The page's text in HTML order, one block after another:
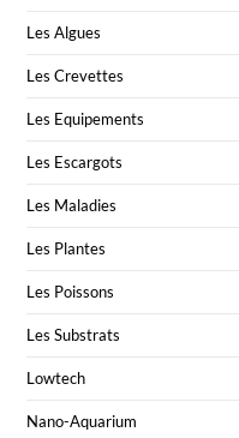
Les Algues
Les Crevettes
Les Equipements
Les Escargots
Les Maladies
Les Plantes
Les Poissons
Les Substrats
Lowtech
Nano-Aquarium